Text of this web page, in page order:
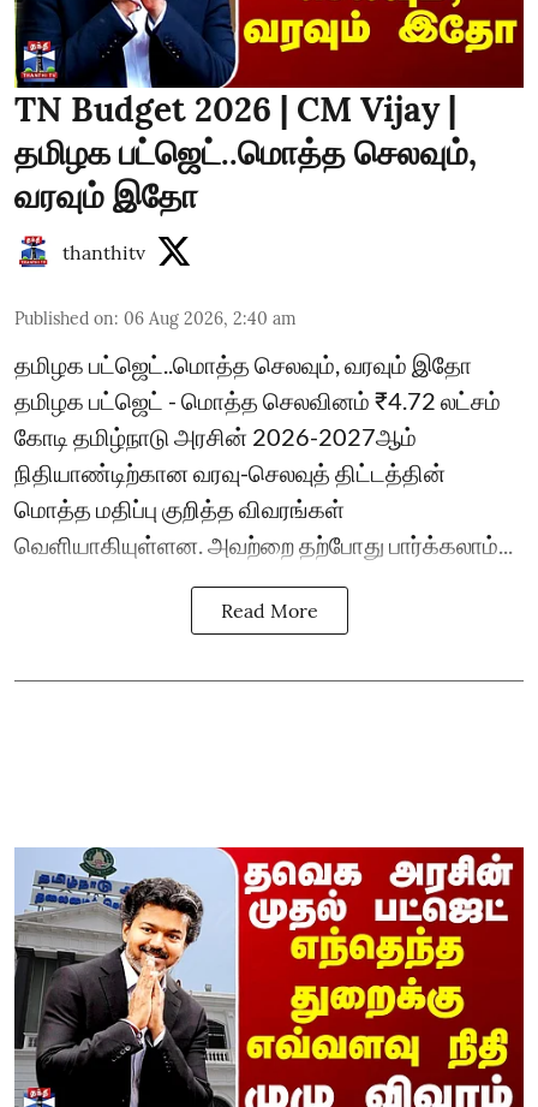
TN Budget 2026 | CM Vijay |
தமிழக பட்ஜெட்..மொத்த செலவும்,
வரவும் இதோ
thanthitv
Published on: 06 Aug 2026, 2:40 am
தமிழக பட்ஜெட்..மொத்த செலவும், வரவும் இதோ
தமிழக பட்ஜெட் - மொத்த செலவினம் ₹4.72 லட்சம்
கோடி தமிழ்நாடு அரசின் 2026-2027ஆம்
நிதியாண்டிற்கான வரவு-செலவுத் திட்டத்தின்
மொத்த மதிப்பு குறித்த விவரங்கள்
வெளியாகியுள்ளன. அவற்றை தற்போது பார்க்கலாம்...
Read More